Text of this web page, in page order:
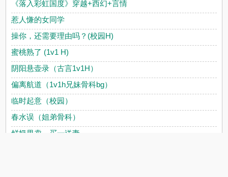
《落入彩虹国度》穿越+西幻+言情
惹人慊的女同学
操你，还需要理由吗？(校园H)
蜜桃熟了 (1v1 H)
阴阳悬壶录（古言1v1H）
偏离航道（1v1h兄妹骨科bg）
临时起意（校园）
春水误（姐弟骨科）
鲜奶甩卖，买一送妻